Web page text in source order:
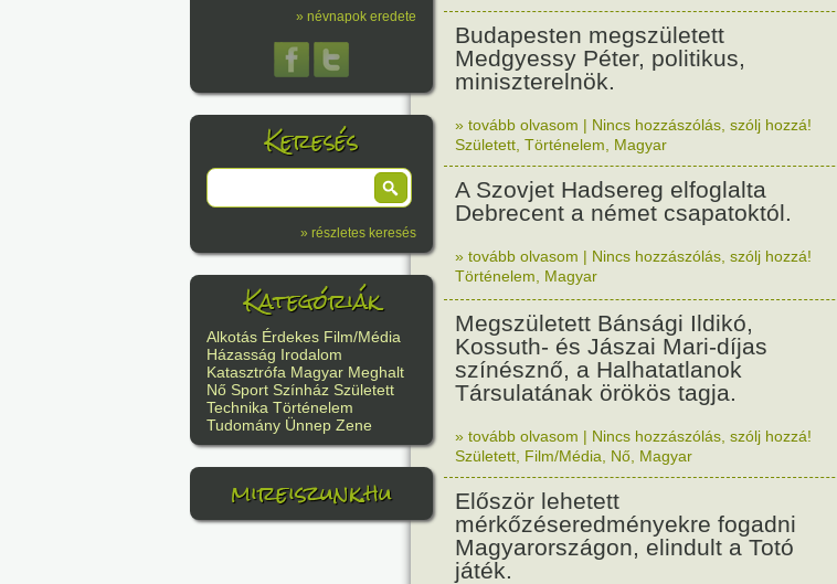
» névnapok eredete
Keresés
» részletes keresés
Kategóriák
Alkotás Érdekes Film/Média
Házasság Irodalom
Katasztrófa Magyar Meghalt
Nő Sport Színház Született
Technika Történelem
Tudomány Ünnep Zene
mireiszunk.hu
Budapesten megszületett
Medgyessy Péter, politikus,
miniszterelnök.
» tovább olvasom | Nincs hozzászólás, szólj hozzá!
Született Történelem Magyar
A Szovjet Hadsereg elfoglalta
Debrecent a német csapatoktól.
» tovább olvasom | Nincs hozzászólás, szólj hozzá!
Történelem
Magyar
Megszületett Bánsági Ildikó,
Kossuth- és Jászai Mari-díjas
színésznő, a Halhatatlanok
Társulatának örökös tagja.
» tovább olvasom | Nincs hozzászólás, szólj hozzá!
Született Film/Média Nő Magyar
Először lehetett
mérkőzéseredményekre fogadni
Magyarországon, elindult a Totó
játék.